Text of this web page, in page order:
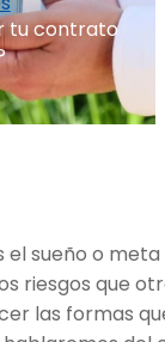
tu contrato
sueño o
riesgos que
las formas